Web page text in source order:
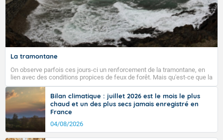
La tramontane
On observe parfois ces jours-ci un renforcement de la tramontane, en
lien avec des conditions propices de feux de forêt. Mais qu'est-ce que la
tramontane ? Quelles sont ses caractéristiques ? La tramontane est un
vent turbulent soufflant de secteur nord-ouest à nord, ou ouest à nord-
ouest, dans un secteur qui part du Roussillon à la vallée de l’Aude et à
l’ouest de l’Hérault. L’étymologie de ce vent vient du latin trasmontanus,
signifiant au-delà des monts, en allusion aux régions montagneuses
d’où provient ce vent.
Bilan climatique : juillet 2026 est le mois le plus
chaud et un des plus secs jamais enregistré en
France
04/08/2026